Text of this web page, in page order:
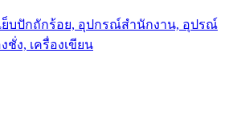
บปักถักร้อย, อุปกรณ์สำนักงาน, อุปรณ์
ชั่ง, เครื่องเขียน